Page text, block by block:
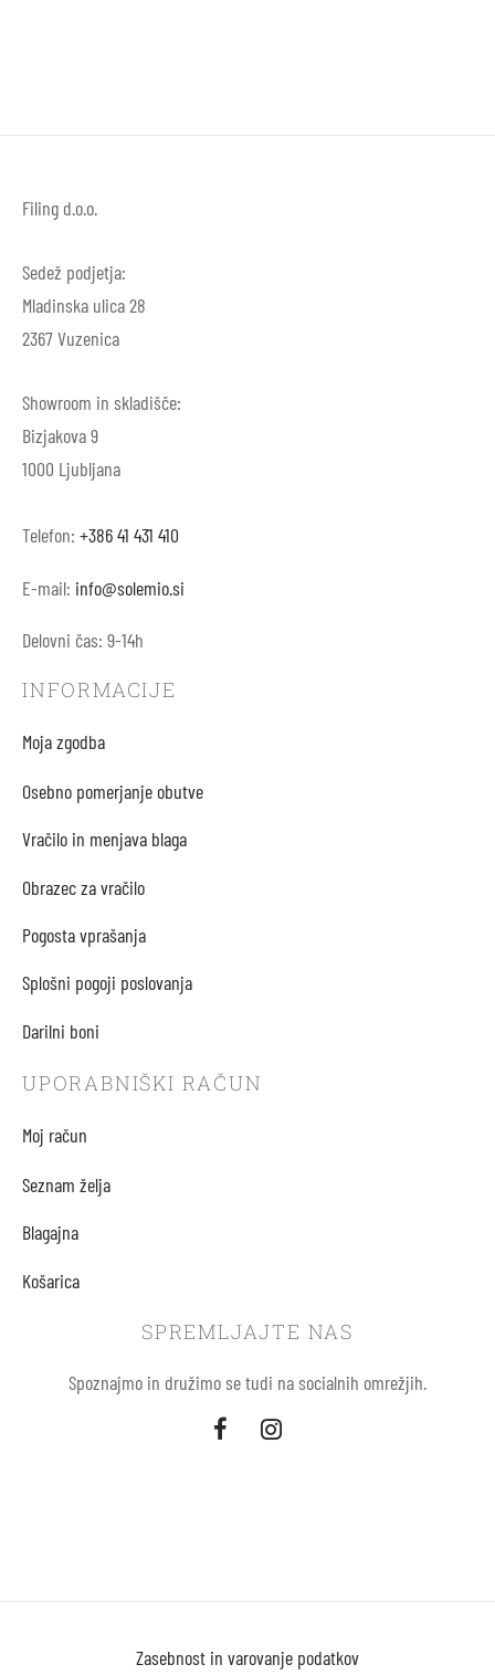
Filing d.o.o.
Sedež podjetja:
Mladinska ulica 28
2367 Vuzenica
Showroom in skladišče:
Bizjakova 9
1000 Ljubljana
Telefon: +386 41 431 410
E-mail: info@solemio.si
Delovni čas: 9-14h
INFORMACIJE
Moja zgodba
Osebno pomerjanje obutve
Vračilo in menjava blaga
Obrazec za vračilo
Pogosta vprašanja
Splošni pogoji poslovanja
Darilni boni
UPORABNIŠKI RAČUN
Moj račun
Seznam želja
Blagajna
Košarica
SPREMLJAJTE NAS
Spoznajmo in družimo se tudi na socialnih omrežjih.
Zasebnost in varovanje podatkov